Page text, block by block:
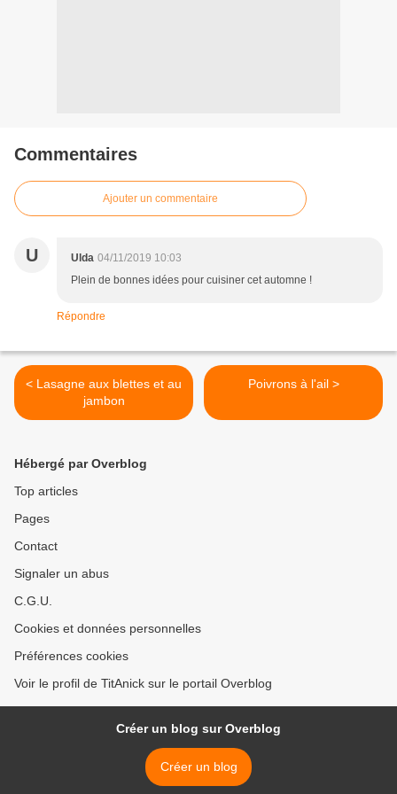
Commentaires
Ajouter un commentaire
U Ulda 04/11/2019 10:03
Plein de bonnes idées pour cuisiner cet automne !
Répondre
< Lasagne aux blettes et au
jambon
Poivrons à l'ail >
Hébergé par Overblog
Top articles
Pages
Contact
Signaler un abus
C.G.U.
Cookies et données personnelles
Préférences cookies
Voir le profil de TitAnick sur le portail Overblog
Créer un blog sur Overblog
Créer un blog